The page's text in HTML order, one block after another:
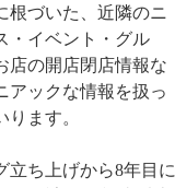
根づいた、近隣のニ
・イベント・グル
店の開店閉店情報な
アックな情報を扱っ
ります。
立ち上げから8年目に